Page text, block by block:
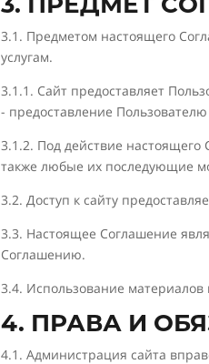
3.1. Предметом настоящего
услугам.
3.1.1. Сайт предоставляет
- предоставление
3.1.2. Под действие
также любые их последующие
3.2. Доступ к сайту
3.3. Настоящее Соглашение
Соглашению.
3.4. Использование
4. ПРАВА И
4.1. Администрация сайта